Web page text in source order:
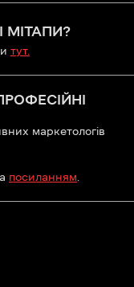
тут.
маркетологів
посиланням